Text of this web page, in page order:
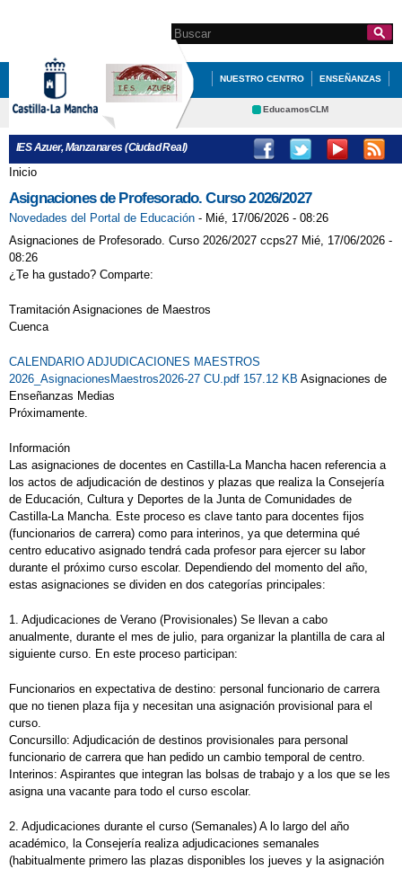
contenido
principal
Formulario de
búsqueda
Search this site
NUESTRO CENTRO ENSEÑANZAS
QUÉ HACEMOS EXTRAESCOLARES
BACHILLERATO/PAEG
BLOG DE ORIENTACIÓN
EducamosCLM
Portal Educación
IES Azuer, Manzanares (Ciudad Real)
Se encuentra usted aquí
Inicio
Asignaciones de Profesorado. Curso 2026/2027
Novedades del Portal de Educación - Mié, 17/06/2026 - 08:26
Asignaciones de Profesorado. Curso 2026/2027 ccps27 Mié, 17/06/2026 -
08:26
¿Te ha gustado? Comparte:
Tramitación Asignaciones de Maestros
Cuenca
CALENDARIO ADJUDICACIONES MAESTROS
2026_AsignacionesMaestros2026-27 CU.pdf 157.12 KB Asignaciones de
Enseñanzas Medias
Próximamente.
Información
Las asignaciones de docentes en Castilla-La Mancha hacen referencia a
los actos de adjudicación de destinos y plazas que realiza la Consejería
de Educación, Cultura y Deportes de la Junta de Comunidades de
Castilla-La Mancha. Este proceso es clave tanto para docentes fijos
(funcionarios de carrera) como para interinos, ya que determina qué
centro educativo asignado tendrá cada profesor para ejercer su labor
durante el próximo curso escolar. Dependiendo del momento del año,
estas asignaciones se dividen en dos categorías principales:
1. Adjudicaciones de Verano (Provisionales) Se llevan a cabo
anualmente, durante el mes de julio, para organizar la plantilla de cara al
siguiente curso. En este proceso participan:
Funcionarios en expectativa de destino: personal funcionario de carrera
que no tienen plaza fija y necesitan una asignación provisional para el
curso.
Concursillo: Adjudicación de destinos provisionales para personal
funcionario de carrera que han pedido un cambio temporal de centro.
Interinos: Aspirantes que integran las bolsas de trabajo y a los que se les
asigna una vacante para todo el curso escolar.
2. Adjudicaciones durante el curso (Semanales) A lo largo del año
académico, la Consejería realiza adjudicaciones semanales
(habitualmente primero las plazas disponibles los jueves y la asignación